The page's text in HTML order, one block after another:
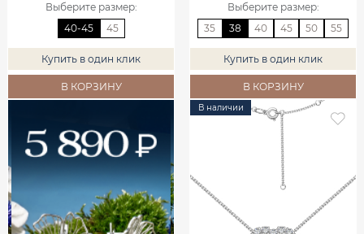
Выберите размер:
40-45
45
Купить в один клик
В КОРЗИНУ
Выберите размер:
35
38 40 45 50 55
Купить в один клик
В КОРЗИНУ
В наличии